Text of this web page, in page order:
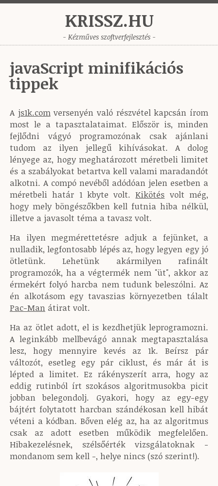
KRISSZ.HU
- Kézműves szoftverfejlesztés -
javaScript minifikációs
tippek
A js1k.comversenyén való részvétel kapcsán írom
most le a tapasztalataimat. Először is, minden
fejlődni vágyó programozónak csak ajánlani
tudom az ilyen jellegű kihívásokat. A dolog
lényege az, hogy meghatározott méretbeli limitet
és a szabályokat betartva kell valami maradandót
alkotni. A compó nevéből adódóan jelen esetben a
méretbeli határ 1 kbyte volt.Kikötés volt még,
hogy mely böngészőkben kell futnia hiba nélkül,
illetve a javasolt téma a tavasz volt.
Ha ilyen megmérettetésre adjuk a fejünket, a
nulladik, legfontosabb lépés az, hogy legyen egy jó
ötletünk. Lehetünk akármilyen rafinált
programozók, ha a végtermék nem "üt", akkor az
érmekért folyó harcba nem tudunk beleszólni. Az
én alkotásom egy tavaszias környezetben tálalt
Pac-Man átirat volt.
Ha az ötlet adott, el is kezdhetjük leprogramozni.
A leginkább mellbevágó annak megtapasztalása
lesz, hogy mennyire kevés az 1k. Beírsz pár
változót, esetleg egy pár ciklust, és már át is
lépted a limitet. Ez rákényszerít arra, hogy az
eddig rutinból írt szokásos algoritmusokba picit
jobban belegondolj. Gyakori, hogy az egy-egy
bájtért folytatott harcban szándékosan kell hibát
véteni a kódban. Bőven elég az, ha az algoritmus
csak az adott esetben működik megfelelően.
Hibakezelésnek, szélsőérték vizsgálatoknak -
mondanom sem kell -, helye nincs (szó szerint!).